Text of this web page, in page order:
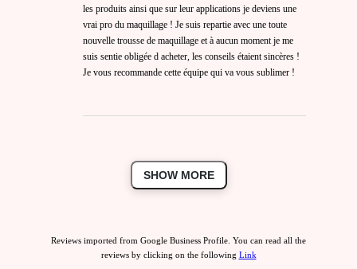
les produits ainsi que sur leur applications je deviens une
vrai pro du maquillage ! Je suis repartie avec une toute
nouvelle trousse de maquillage et à aucun moment je me
suis sentie obligée d acheter, les conseils étaient sincères !
Je vous recommande cette équipe qui va vous sublimer !
SHOW MORE
Reviews imported from Google Business Profile. You can read all the
reviews by clicking on the following Link